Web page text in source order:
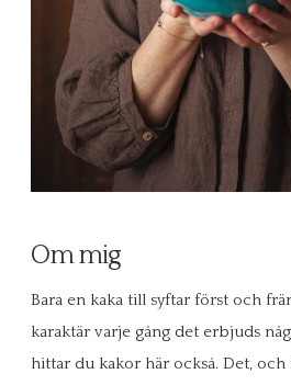
Om mig
Bara en kaka till syftar först och
karaktär varje gång det erbjuds
hittar du kakor här också. Det,